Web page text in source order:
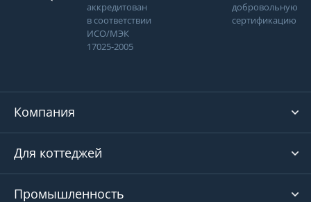
аккредитован
в соответствии
ИСО/МЭК
17025-2005
добровольную
сертификацию
Компания
Для коттеджей
Промышленность